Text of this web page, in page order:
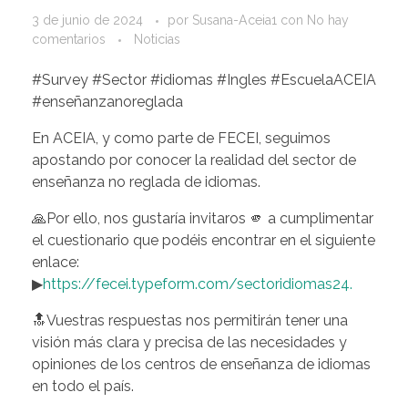
3 de junio de 2024 por Susana-Aceia1 con No hay
comentarios
Noticias
#Survey #Sector #idiomas #Ingles #EscuelaACEIA
#enseñanzanoreglada
En ACEIA, y como parte de FECEI, seguimos
apostando por conocer la realidad del sector de
enseñanza no reglada de idiomas.
🙏Por ello, nos gustaría invitaros 🫵 a cumplimentar
el cuestionario que podéis encontrar en el siguiente
enlace:
▶https://fecei.typeform.com/sectoridiomas24.
🔝Vuestras respuestas nos permitirán tener una
visión más clara y precisa de las necesidades y
opiniones de los centros de enseñanza de idiomas
en todo el país.